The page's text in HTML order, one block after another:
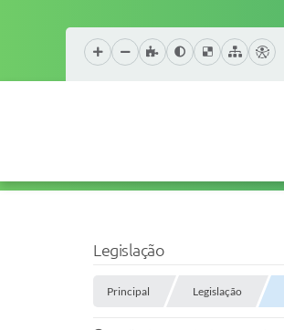
Legislação
Principal Legislação